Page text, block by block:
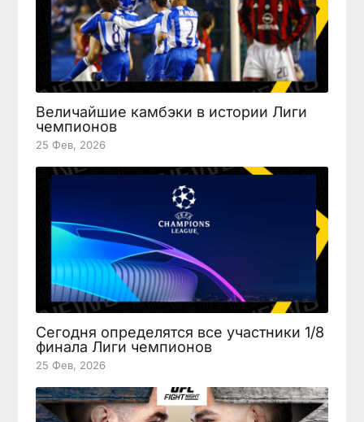
Величайшие камбэки в истории Лиги
чемпионов
25 Фев, 2026
Сегодня определятся все участники 1/8
финала Лиги чемпионов
25 Фев, 2026